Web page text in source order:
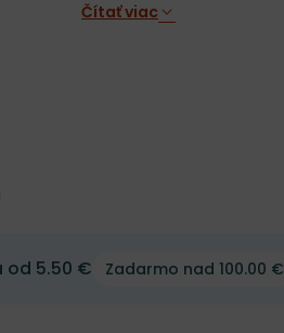
Čítať viac
od 5.50 € Zadarmo nad 100.00 €